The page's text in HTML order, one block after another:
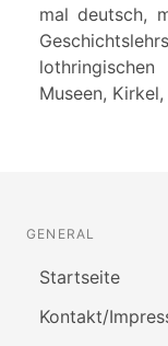
mal deutsch,
Museen,
GENERAL
Startseite
Kontakt/